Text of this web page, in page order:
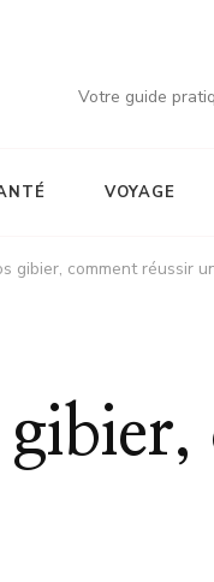
Votre guide
VOYAGE
gibier, comment réussir